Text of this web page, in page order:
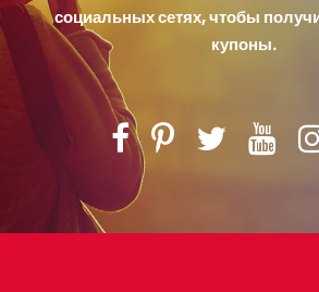
социальных сетях, чтобы
купоны.